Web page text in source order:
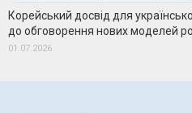
Корейський досвід для
до обговорення нових моделей
01.07.2026